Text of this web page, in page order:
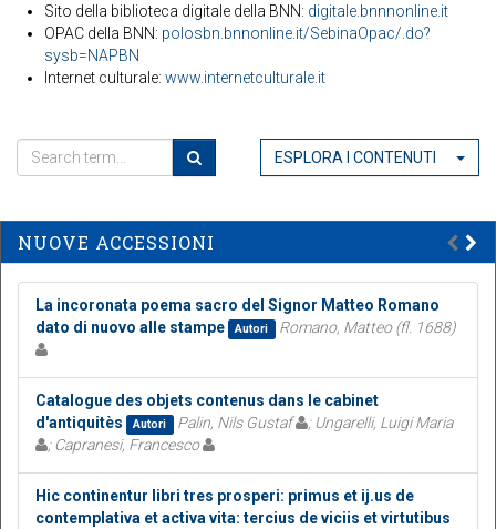
Sito della biblioteca digitale della BNN: digitale.bnnnonline.it
OPAC della BNN: polosbn.bnnonline.it/SebinaOpac/.do?
sysb=NAPBN
Internet culturale: www.internetculturale.it
ESPLORA I CONTENUTI
NUOVE ACCESSIONI
La incoronata poema sacro del Signor Matteo Romano
dato di nuovo alle stampe
Autori Romano, Matteo (fl. 1688)
Catalogue des objets contenus dans le cabinet
d'antiquitès
Autori Palin, Nils Gustaf
; Ungarelli, Luigi Maria
; Capranesi, Francesco
Hic continentur libri tres prosperi: primus et ij.us de
contemplativa et activa vita: tercius de viciis et virtutibus